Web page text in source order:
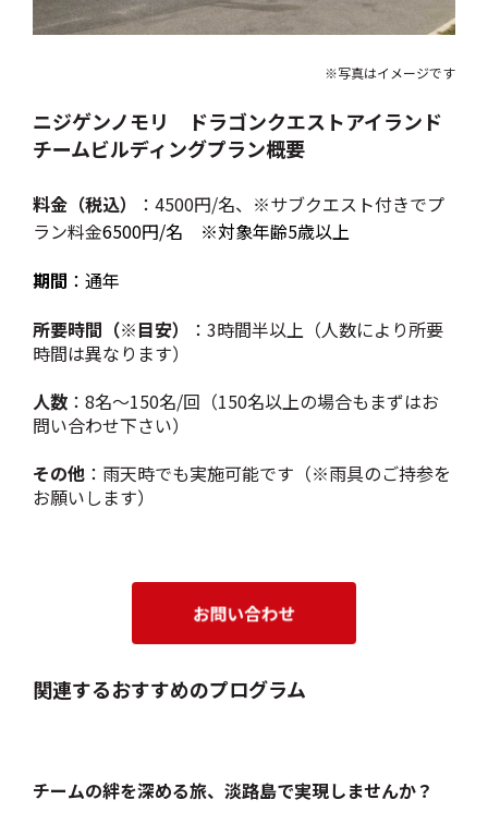
※写真はイメージです
ニジゲンノモリ ドラゴンクエストアイランド
チームビルディングプラン概要
料金（税込）
：4500円/名、※サブクエスト付きでプ
ラン料金6500円/名 ※対象年齢5歳以上
期間 ：通年
所要時間（※目安）
：3時間半以上（人数により所要
時間は異なります）
人数 ：8名～150名/回（150名以上の場合もまずはお
問い合わせ下さい）
その他 ：雨天時でも実施可能です（※雨具のご持参を
お願いします）
関連するおすすめのプログラム
チームの絆を深める旅、淡路島で実現しませんか？